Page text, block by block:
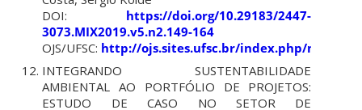
DOI: https://doi.org/10.29183/2447-
3073.MIX2019.v5.n2.149-164
OJS/UFSC: http://ojs.sites.ufsc.br/index.php/
INTEGRANDO SUSTENTABILIDADE
AMBIENTAL AO PORTFÓLIO DE PROJETOS:
ESTUDO DE CASO NO SETOR DE